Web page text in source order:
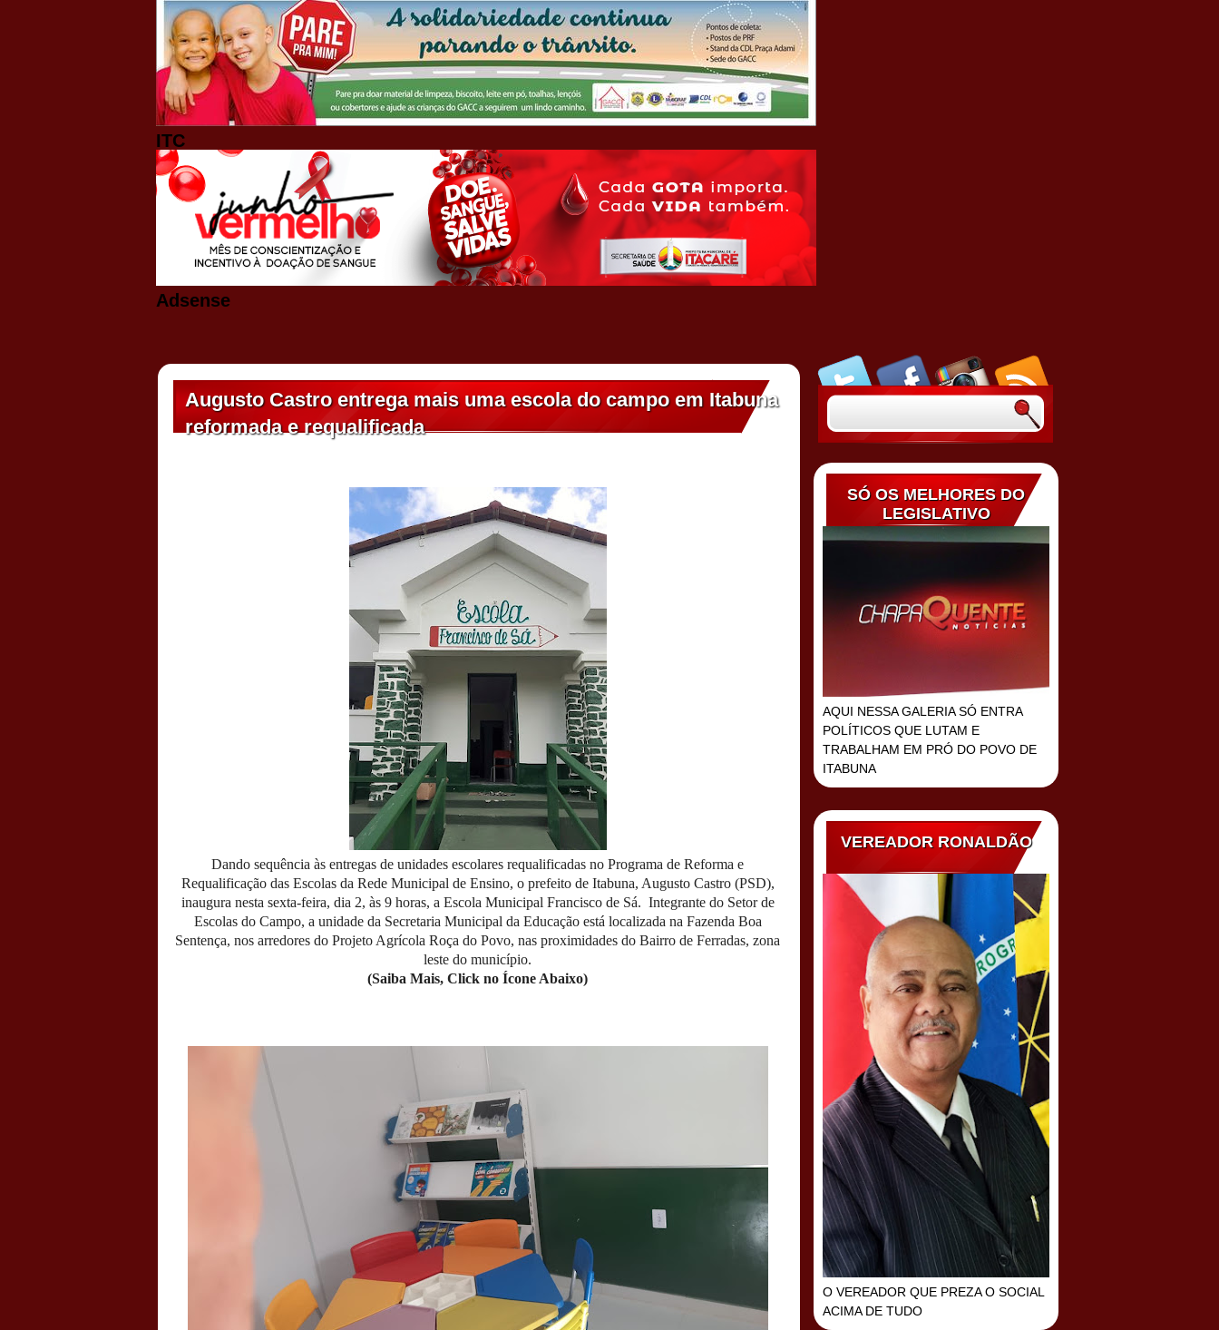
ITC
Adsense
Augusto Castro entrega mais uma escola do campo em Itabuna
reformada e requalificada
Dando sequência às entregas de unidades escolares requalificadas no Programa de Reforma e
Requalificação das Escolas da Rede Municipal de Ensino, o prefeito de Itabuna, Augusto Castro (PSD),
inaugura nesta sexta-feira, dia 2, às 9 horas, a Escola Municipal Francisco de Sá. Integrante do Setor de
Escolas do Campo, a unidade da Secretaria Municipal da Educação está localizada na Fazenda Boa
Sentença, nos arredores do Projeto Agrícola Roça do Povo, nas proximidades do Bairro de Ferradas, zona
leste do município.
(Saiba Mais, Click no Ícone Abaixo)
SÓ OS MELHORES DO
LEGISLATIVO
AQUI NESSA GALERIA SÓ ENTRA
POLÍTICOS QUE LUTAM E
TRABALHAM EM PRÓ DO POVO DE
ITABUNA
VEREADOR RONALDÃO
O VEREADOR QUE PREZA O SOCIAL
ACIMA DE TUDO